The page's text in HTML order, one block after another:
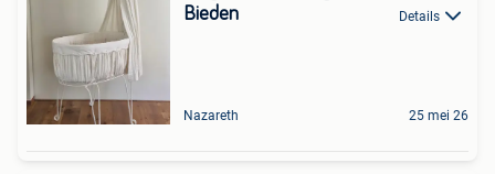
Bieden Details
Nazareth 25 mei 26